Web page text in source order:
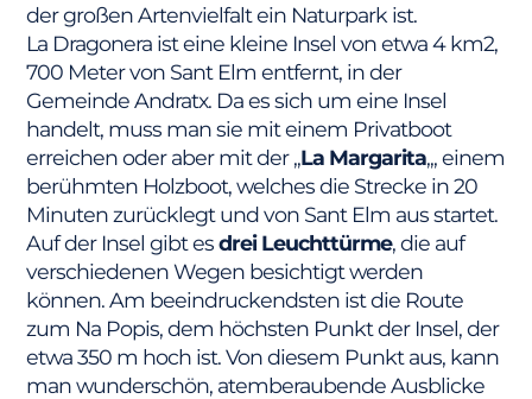
der großen Artenvielfalt ein Naturpark ist.
La Dragonera ist eine kleine Insel von etwa 4 km2,
700 Meter von Sant Elm entfernt, in der
Gemeinde Andratx. Da es sich um eine Insel
handelt, muss man sie mit einem Privatboot
erreichen oder aber mit der „La Margarita„, einem
berühmten Holzboot, welches die Strecke in 20
Minuten zurücklegt und von Sant Elm aus startet.
Auf der Insel gibt esdrei Leuchttürme, die auf
verschiedenen Wegen besichtigt werden
können. Am beeindruckendsten ist die Route
zum Na Popis, dem höchsten Punkt der Insel, der
etwa 350 m hoch ist. Von diesem Punkt aus, kann
man wunderschön, atemberaubende Ausblicke